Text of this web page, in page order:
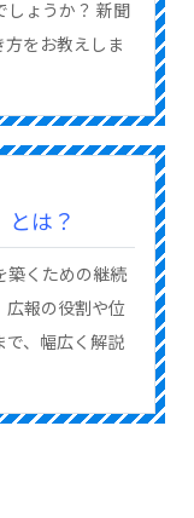
しょうか？ 新聞
をお教えしま
とは？
築くための継続
広報の役割や位
で、幅広く解説